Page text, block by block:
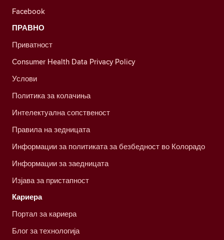
Facebook
ПРАВНО
Приватност
Consumer Health Data Privacy Policy
Услови
Политика за колачиња
Интелектуална сопственост
Правила на зедницата
Информации за политиката за безбедност во Колорадо
Информации за заедницата
Изјава за пристапност
Кариера
Портал за кариера
Блог за технологија